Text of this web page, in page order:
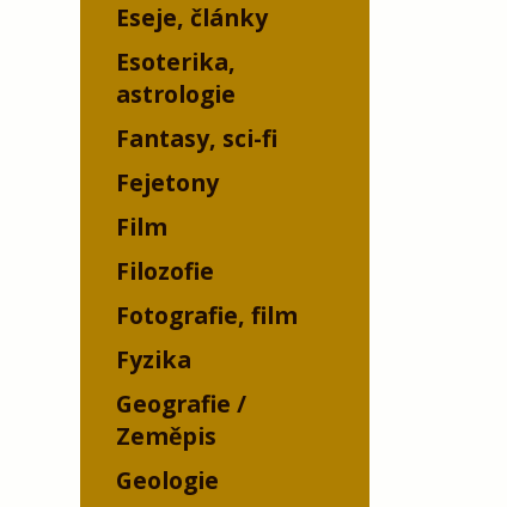
Eseje, články
Esoterika,
astrologie
Fantasy, sci-fi
Fejetony
Film
Filozofie
Fotografie, film
Fyzika
Geografie /
Zeměpis
Geologie